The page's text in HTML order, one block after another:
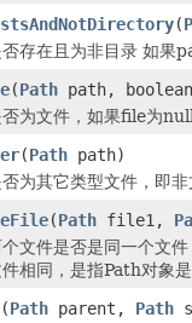
(
否存在且为非目录 如果
(Path path,
否为文件，如果file为
(Path path)
为其它类型文件，即非
(Path file1,
文件是否是同一个文件
相同，是指Path对象
(Path parent, Path